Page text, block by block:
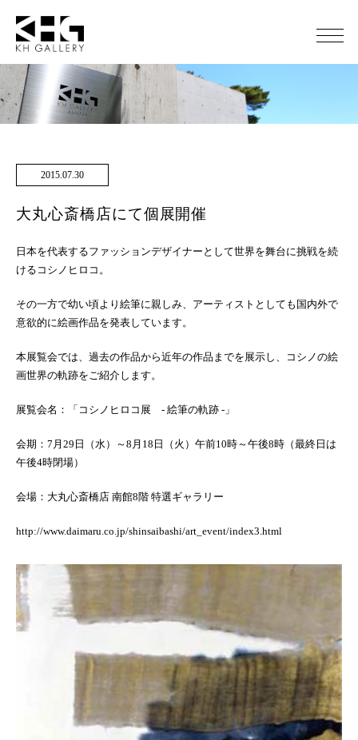
2015.07.30
大丸心斎橋店にて個展開催
日本を代表するファッションデザイナーとして世界を舞台に挑戦を続
けるコシノヒロコ。
その一方で幼い頃より絵筆に親しみ、アーティストとしても国内外で
意欲的に絵画作品を発表しています。
本展覧会では、過去の作品から近年の作品までを展示し、コシノの絵
画世界の軌跡をご紹介します。
展覧会名：「コシノヒロコ展 - 絵筆の軌跡 -」
会期：7月29日（水）～8月18日（火）午前10時～午後8時（最終日は
午後4時閉場）
会場：大丸心斎橋店 南館8階 特選ギャラリー
http://www.daimaru.co.jp/shinsaibashi/art_event/index3.html